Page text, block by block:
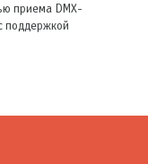
приема DMX-
поддержкой